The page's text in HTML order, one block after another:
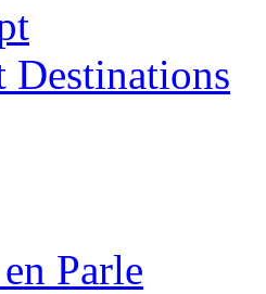
Destinations
Parle